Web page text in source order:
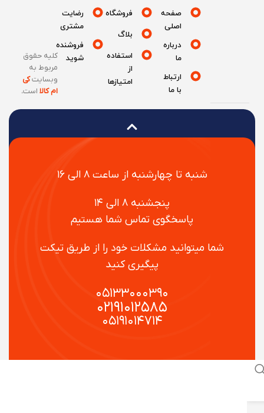
شنبه تا چهارشنبه از ساعت ۸ الی ۱۶
پنجشنبه ۸ الی ۱۴
پاسخگوی تماس شما هستیم
شما میتوانید مشکلات خود را از طریق تیکت
پیگیری کنید
۰۵۱۳۳۰۰۰۳۹۰
۰۲۱۹۱۰۱۲۵۸۵
۰۵۱۹۱۰۱۴۷۱۴
صفحه
درباره
ارتباط
فروشگاه
بلاگ
استفاده
امتیازها
رضایت
مشتری
فروشنده
شوید
کلیه حقوق
مربوط به
وبسایتکی
ام کالااست.